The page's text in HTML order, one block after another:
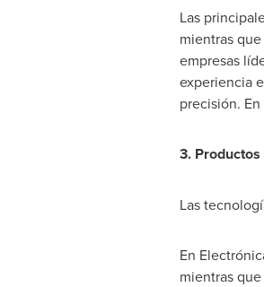
Las
mientras
empresas
experiencia
precisión.
3.
Las
En
mientras